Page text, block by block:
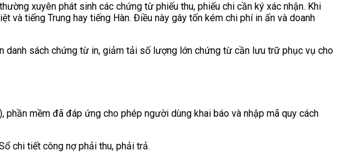
xuyên phát sinh các chứng từ phiếu thu, phiếu chi cần ký xác nhận. Khi
tiếng Trung hay tiếng Hàn. Điều này gây tốn kém chi phí in ấn và doanh
danh sách chứng từ in, giảm tải số lượng lớn chứng từ cần lưu trữ phục vụ cho
mềm đã đáp ứng cho phép người dùng khai báo và nhập mã quy cách
chi tiết công nợ phải thu, phải trả.